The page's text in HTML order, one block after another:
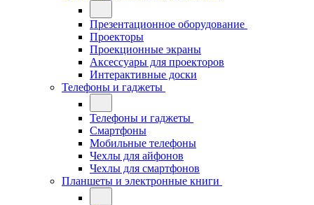
Презентационное оборудование
Проекторы
Проекционные экраны
Аксессуары для проекторов
Интерактивные доски
Телефоны и гаджеты
Телефоны и гаджеты
Смартфоны
Мобильные телефоны
Чехлы для айфонов
Чехлы для смартфонов
Планшеты и электронные книги